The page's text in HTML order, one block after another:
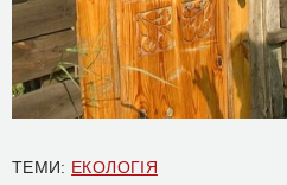
ТЕМИ: ЕКОЛОГІЯ